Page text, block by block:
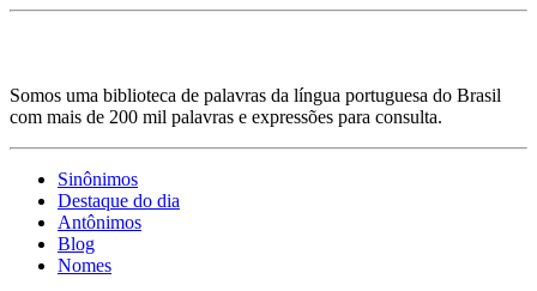
Somos uma biblioteca de palavras da língua portuguesa do Brasil
com mais de 200 mil palavras e expressões para consulta.
Sinônimos
Destaque do dia
Antônimos
Blog
Nomes